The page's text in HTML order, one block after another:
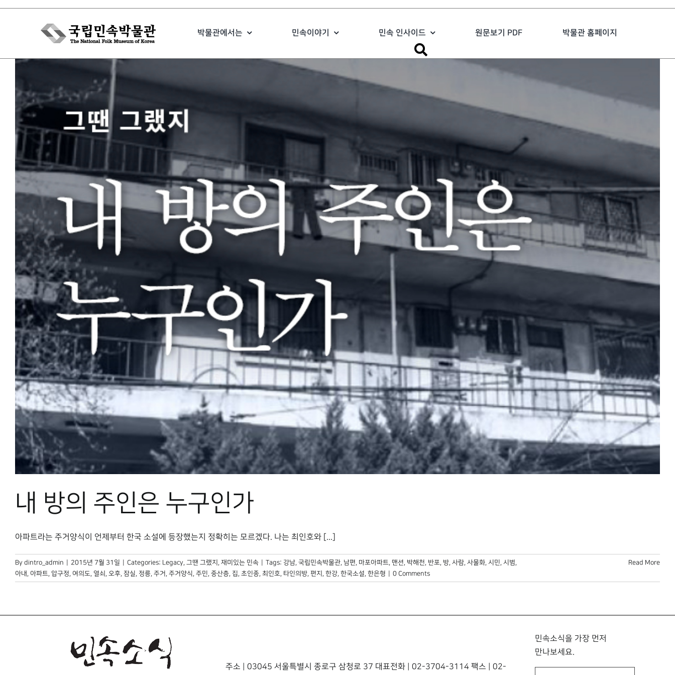
Skip
박물관에서는 민속이야기 민속 인사이드 원문보기 PDF 박물관 홈페이지
내 방의 주인은 누구인가
아파트라는 주거양식이 언제부터 한국 소설에 등장했는지 정확히는 모르겠다. 나는 최인호와 [...]
By dintro_admin 2015년 7월 31일 Categories: Legacy, 그땐 그랬지 , 재미있는 민속 Tags: 강남, 국립민속박물관, 남편, 마포아파트, 맨션, 박해천, 반포, 방, 사람, 사물화, 시민, 시범,
아내 , 아파트, 압구정, 여의도, 열쇠 , 오후, 잠실, 정릉, 주거 , 주거양식, 주민, 중산층, 집, 초인종, 최인호, 타인의방, 편지 , 한강, 한국소설, 한은형 0 Comments
Read More
주소 | 03045 서울특별시 종로구 삼청로 37 대표전화 | 02-3704-3114 팩스 | 02-
민속소식을 가장 먼저
만나보세요.